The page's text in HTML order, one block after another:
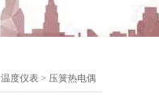
温度仪表 > 压簧热电偶